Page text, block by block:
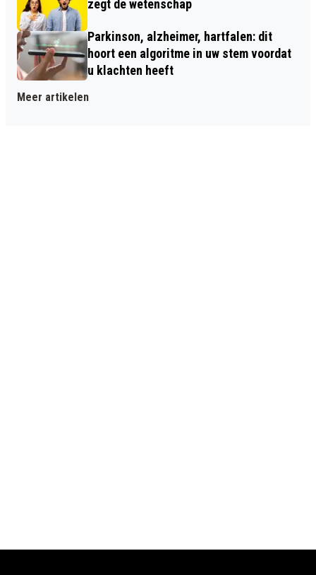
zegt de wetenschap
Parkinson, alzheimer, hartfalen: dit
hoort een algoritme in uw stem voordat
u klachten heeft
Meer artikelen